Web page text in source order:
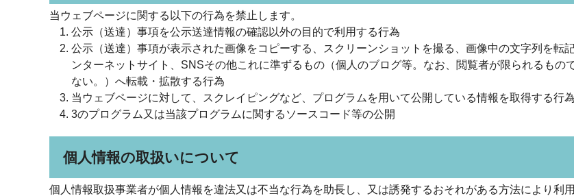
当ウェブページに関する以下の行為を禁止します。
公示（送達）事項を公示送達情報の確認以外の目的で利用する行為
公示（送達）事項が表示された画像をコピーする、スクリーンショットを撮る、画像中の文字列を転
ンターネットサイト、SNSその他これに準ずるもの（個人のブログ等。なお、閲覧者が限られるもの
ない。）へ転載・拡散する行為
当ウェブページに対して、スクレイピングなど、プログラムを用いて公開している情報を取得する行為
3のプログラム又は当該プログラムに関するソースコード等の公開
個人情報の取扱いについて
個人情報取扱事業者が個人情報を違法又は不当な行為を助長し、又は誘発するおそれがある方法により利